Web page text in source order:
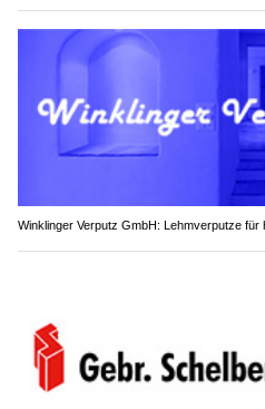
Winklinger Verputz GmbH: Lehmverputze